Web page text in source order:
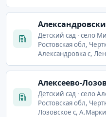
Детский сад · село
Ростовская обл,
Александровка с,
Алексеево-
Детский сад · село
Ростовская обл,
Лозовское с,